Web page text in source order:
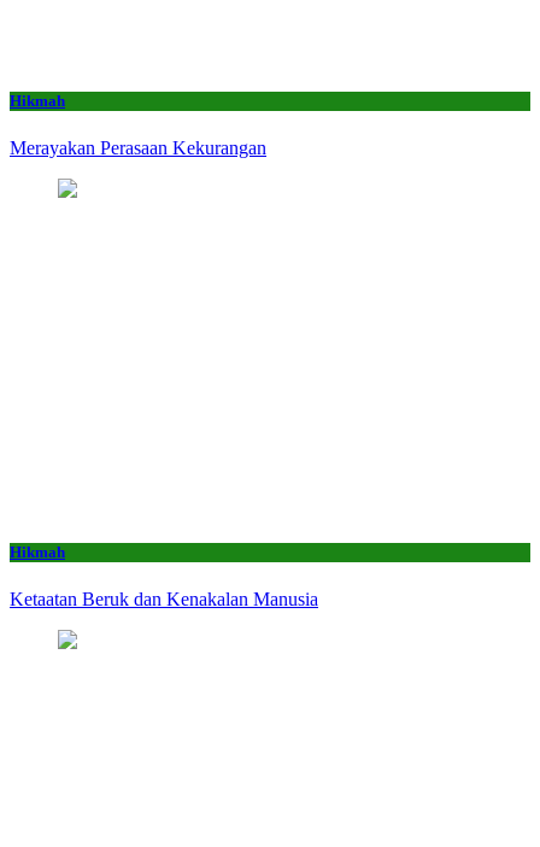
Hikmah
Merayakan Perasaan Kekurangan
Hikmah
Ketaatan Beruk dan Kenakalan Manusia